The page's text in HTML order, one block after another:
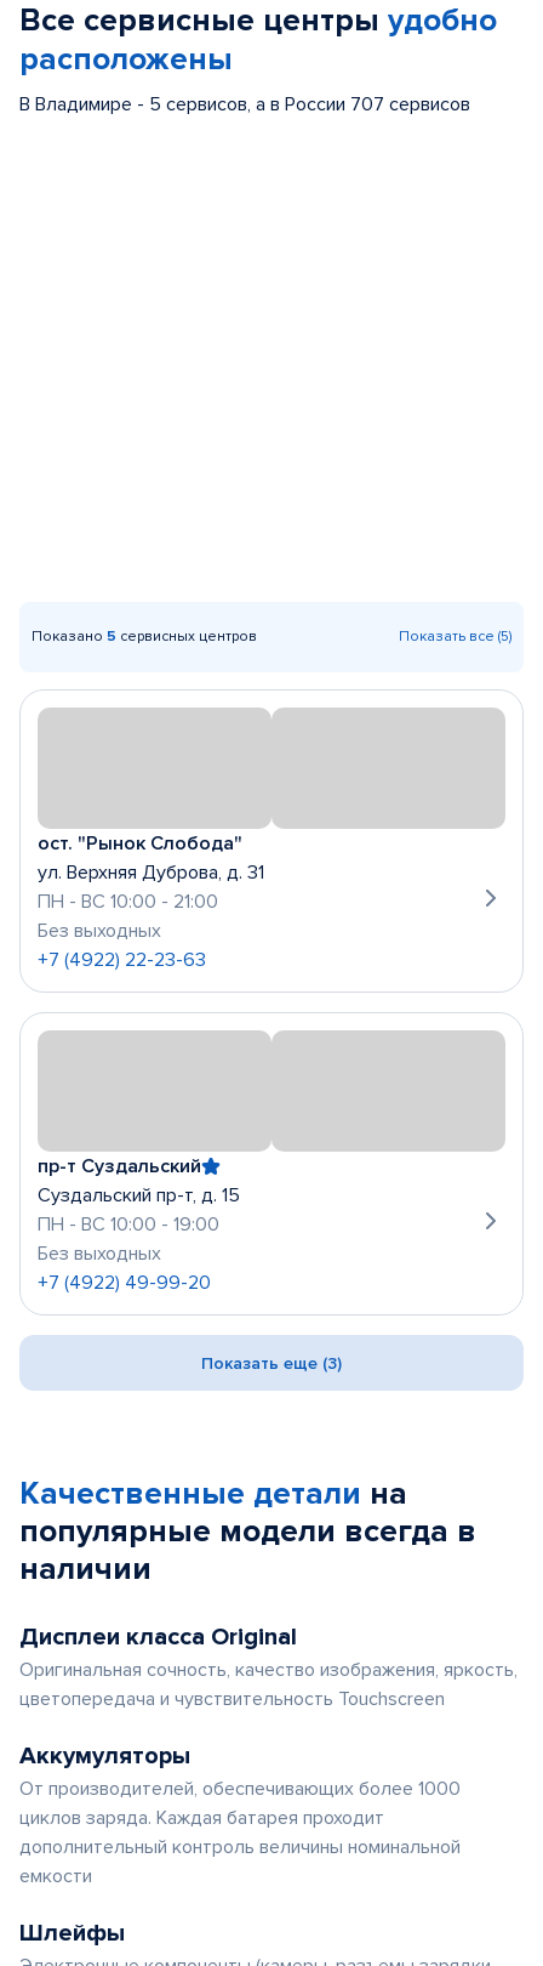
Все сервисные центры удобно
расположены
В Владимире - 5 сервисов, а в России 707 сервисов
Показано 5 сервисных центров Показать все (5)
ост. "Рынок Слобода"
ул. Верхняя Дуброва, д. 31
ПН - ВС 10:00 - 21:00
Без выходных
+7 (4922) 22-23-63
пр-т Суздальский
Суздальский пр-т, д. 15
ПН - ВС 10:00 - 19:00
Без выходных
+7 (4922) 49-99-20
Показать еще (3)
Качественные детали на
популярные модели всегда в
наличии
Дисплеи класса Original
Оригинальная сочность, качество изображения, яркость,
цветопередача и чувствительность Touchscreen
Аккумуляторы
От производителей, обеспечивающих более 1000
циклов заряда. Каждая батарея проходит
дополнительный контроль величины номинальной
емкости
Шлейфы